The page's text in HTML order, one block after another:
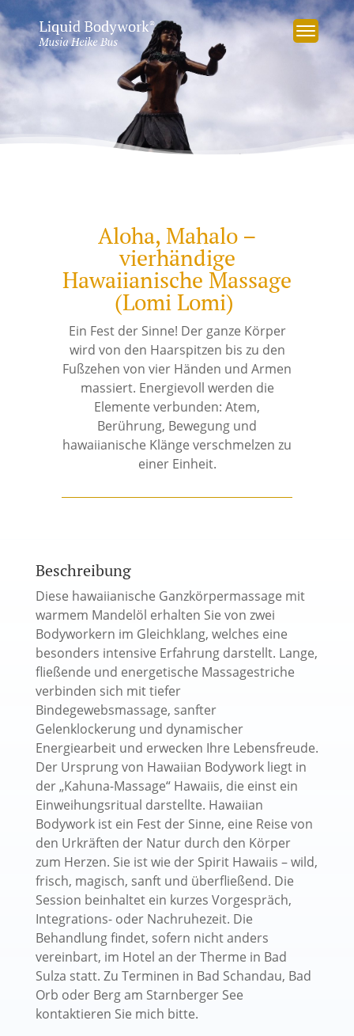
Aloha, Mahalo –
vierhändige
Hawaiianische Massage
(Lomi Lomi)
Ein Fest der Sinne! Der ganze Körper
wird von den Haarspitzen bis zu den
Fußzehen von vier Händen und Armen
massiert. Energievoll werden die
Elemente verbunden: Atem,
Berührung, Bewegung und
hawaiianische Klänge verschmelzen zu
einer Einheit.
Beschreibung
Diese hawaiianische Ganzkörpermassage mit
warmem Mandelöl erhalten Sie von zwei
Bodyworkern im Gleichklang, welches eine
besonders intensive Erfahrung darstellt. Lange,
fließende und energetische Massagestriche
verbinden sich mit tiefer
Bindegewebsmassage, sanfter
Gelenklockerung und dynamischer
Energiearbeit und erwecken Ihre Lebensfreude.
Der Ursprung von Hawaiian Bodywork liegt in
der „Kahuna-Massage“ Hawaiis, die einst ein
Einweihungsritual darstellte. Hawaiian
Bodywork ist ein Fest der Sinne, eine Reise von
den Urkräften der Natur durch den Körper
zum Herzen. Sie ist wie der Spirit Hawaiis – wild,
frisch, magisch, sanft und überfließend. Die
Session beinhaltet ein kurzes Vorgespräch,
Integrations- oder Nachruhezeit. Die
Behandlung findet, sofern nicht anders
vereinbart, im Hotel an der Therme in Bad
Sulza statt. Zu Terminen in Bad Schandau, Bad
Orb oder Berg am Starnberger See
kontaktieren Sie mich bitte.